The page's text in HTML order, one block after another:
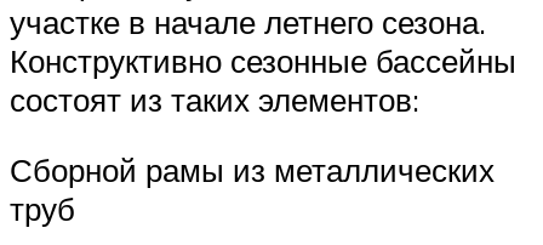
участке в начале летнего сезона.
Конструктивно сезонные бассейны
состоят из таких элементов:
Сборной рамы из металлических
труб